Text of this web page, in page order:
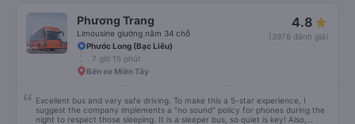
Phương Trang
Limousine giường nằm 34 chỗ
4.8
(3978 đánh giá)
Phước Long (Bạc Liêu)
7 giờ 15 phút
Bến xe Miền Tây
Excellent bus and very safe driving. To make this a 5-star experience, I
suggest the company implements a "no sound" policy for phones during the
night to respect those sleeping. It is a sleeper bus, so quiet is key! Also,